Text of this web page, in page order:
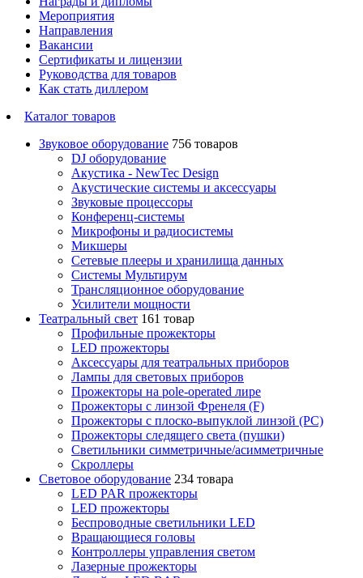
Мероприятия
Направления
Вакансии
Сертификаты и лицензии
Руководства для товаров
Как стать диллером
Каталог товаров
Звуковое оборудование 756 товаров
DJ оборудование
Акустика - NewTec Design
Акустические системы и аксессуары
Звуковые процессоры
Конференц-системы
Микрофоны и радиосистемы
Микшеры
Сетевые плееры и хранилища данных
Системы Мультирум
Трансляционное оборудование
Усилители мощности
Театральный свет 161 товар
Профильные прожекторы
LED прожекторы
Аксессуары для театральных приборов
Лампы для световых приборов
Прожекторы на pole-operated лире
Прожекторы с линзой Френеля (F)
Прожекторы с плоско-выпуклой линзой (PC)
Прожекторы следящего света (пушки)
Светильники симметричные/асимметричные
Скроллеры
Световое оборудование 234 товара
LED PAR прожекторы
LED прожекторы
Беспроводные светильники LED
Вращающиеся головы
Контроллеры управления светом
Лазерные прожекторы